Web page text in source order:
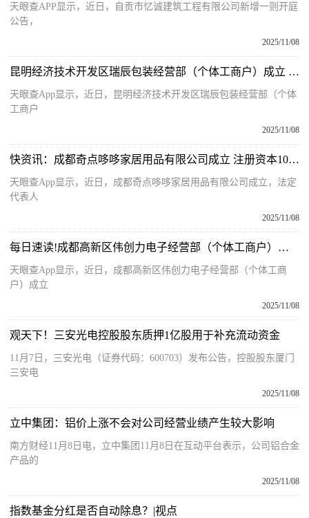
天眼查APP显示，近日，自贡市忆诚建筑工程有限公司新增一则开庭
公告，
2025/11/08
昆明经济技术开发区瑞辰包装经营部（个体工商户）成立 注册资本1万人民币
天眼查App显示，近日，昆明经济技术开发区瑞辰包装经营部（个体
工商户
2025/11/08
快资讯：成都奇点哆哆家居用品有限公司成立 注册资本10万人民币
天眼查App显示，近日，成都奇点哆哆家居用品有限公司成立，法定
代表人
2025/11/08
每日速读!成都高新区伟创力电子经营部（个体工商户）成立 注册资本1万人民币
天眼查App显示，近日，成都高新区伟创力电子经营部（个体工商
户）成立
2025/11/08
观天下！三安光电控股股东质押1亿股用于补充流动资金
11月7日，三安光电（证券代码：600703）发布公告，控股股东厦门
三安电
2025/11/08
立中集团：铝价上涨不会对公司经营业绩产生较大影响
南方财经11月8日电，立中集团11月8日在互动平台表示，公司铝合金
产品的
2025/11/08
指数基金分红是否自动除息？|视点